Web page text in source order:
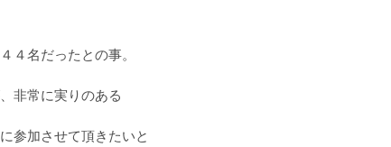
４名だったとの事。
非常に実りのある
参加させて頂きたいと